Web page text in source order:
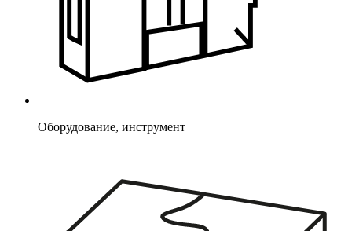
Оборудование, инструмент